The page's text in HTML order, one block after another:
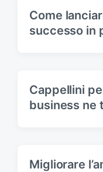
Come
successo in
Cappellini
business ne
Migliorare